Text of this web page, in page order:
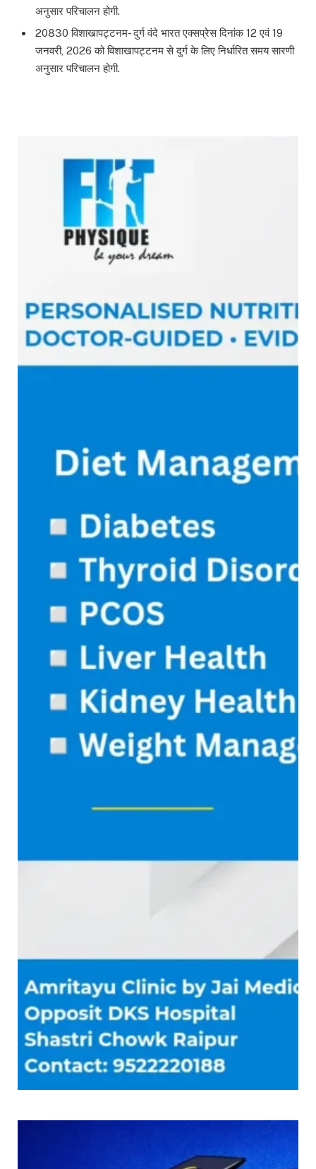
अनुसार परिचालन होगी.
20830 विशाखापट्टनम- दुर्ग वंदे भारत एक्सप्रेस दिनांक 12 एवं 19
जनवरी, 2026 को विशाखापट्टनम से दुर्ग के लिए निर्धारित समय सारणी
अनुसार परिचालन होगी.